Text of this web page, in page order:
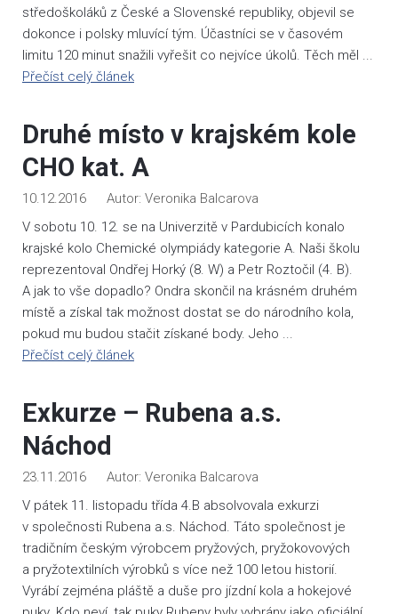
středoškoláků z České a Slovenské republiky, objevil se
dokonce i polsky mluvící tým. Účastníci se v časovém
limitu 120 minut snažili vyřešit co nejvíce úkolů. Těch měl ...
Přečíst celý článek
Druhé místo v krajském kole
CHO kat. A
10.12.2016
Veronika Balcarova
V sobotu 10. 12. se na Univerzitě v Pardubicích konalo
krajské kolo Chemické olympiády kategorie A. Naši školu
reprezentoval Ondřej Horký (8. W) a Petr Roztočil (4. B).
A jak to vše dopadlo? Ondra skončil na krásném druhém
místě a získal tak možnost dostat se do národního kola,
pokud mu budou stačit získané body. Jeho ...
Přečíst celý článek
Exkurze – Rubena a.s.
Náchod
23.11.2016
Veronika Balcarova
V pátek 11. listopadu třída 4.B absolvovala exkurzi
v společnosti Rubena a.s. Náchod. Táto společnost je
tradičním českým výrobcem pryžových, pryžokovových
a pryžotextilních výrobků s více než 100 letou historií.
Vyrábí zejména pláště a duše pro jízdní kola a hokejové